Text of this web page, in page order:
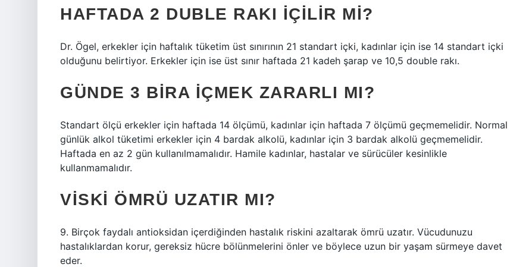
HAFTADA 2 DUBLE RAKI IÇILIR MI?
Dr. Ögel, erkekler için haftalık tüketim üst sınırının 21 standart içki, kadınlar için ise 14 standart içki
olduğunu belirtiyor. Erkekler için ise üst sınır haftada 21 kadeh şarap ve 10,5 double rakı.
GÜNDE 3 BIRA IÇMEK ZARARLI MI?
Standart ölçü erkekler için haftada 14 ölçümü, kadınlar için haftada 7 ölçümü geçmemelidir. Normal
günlük alkol tüketimi erkekler için 4 bardak alkolü, kadınlar için 3 bardak alkolü geçmemelidir.
Haftada en az 2 gün kullanılmamalıdır. Hamile kadınlar, hastalar ve sürücüler kesinlikle
kullanmamalıdır.
VISKI ÖMRÜ UZATIR MI?
9. Birçok faydalı antioksidan içerdiğinden hastalık riskini azaltarak ömrü uzatır. Vücudunuzu
hastalıklardan korur, gereksiz hücre bölünmelerini önler ve böylece uzun bir yaşam sürmeye davet
eder.